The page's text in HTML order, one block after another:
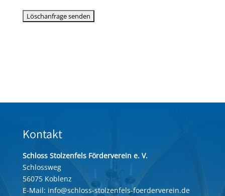
Kontakt
Schloss Stolzenfels Förderverein e. V.
Schlossweg
56075 Koblenz
E-Mail: info@schloss-stolzenfels-foerderverein.de